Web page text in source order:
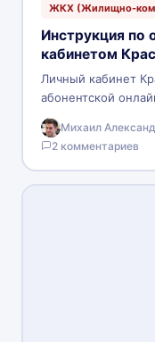
ЖКХ (Жилищно-
Инструкция
кабинетом
Личный кабинет
абонентской
занимаются
оказывают
Красэнергосбыт
Михаил
2 комментариев